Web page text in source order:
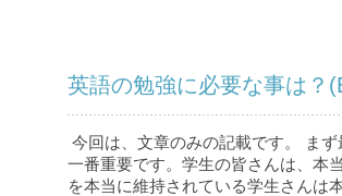
英語の勉強に必要な事は？
今回は、文章のみの記載です。 ま
一番重要です。学生の皆さんは、本
を本当に維持されている学生さんは